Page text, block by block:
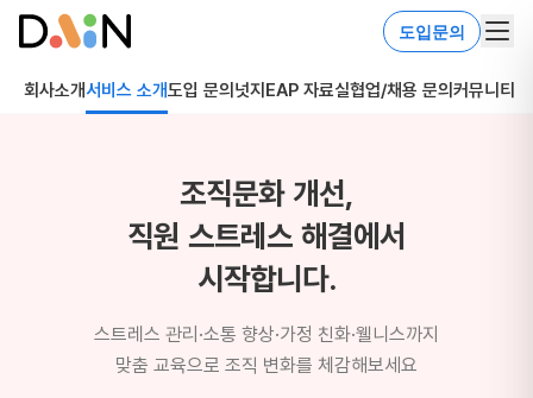
도입문의
회사소개서비스 소개도입 문의넛지EAP 자료실협업/채용 문의커뮤니티
조직문화 개선,
직원 스트레스 해결에서
시작합니다.
스트레스 관리·소통 향상·가정 친화·웰니스까지
맞춤 교육으로 조직 변화를 체감해보세요